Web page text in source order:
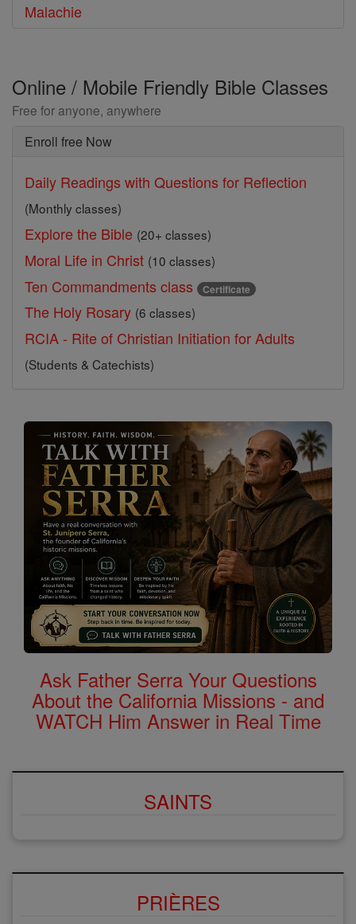
Malachie
Online / Mobile Friendly Bible Classes
Free for anyone, anywhere
Enroll free Now
Daily Readings with Questions for Reflection
(Monthly classes)
Explore the Bible (20+ classes)
Moral Life in Christ (10 classes)
Ten Commandments class Certificate
The Holy Rosary (6 classes)
RCIA - Rite of Christian Initiation for Adults
(Students & Catechists)
Ask Father Serra Your Questions
About the California Missions - and
WATCH Him Answer in Real Time
SAINTS
PRIÈRES